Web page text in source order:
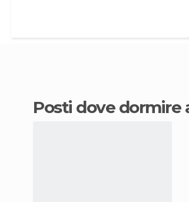
Posti dove dormire